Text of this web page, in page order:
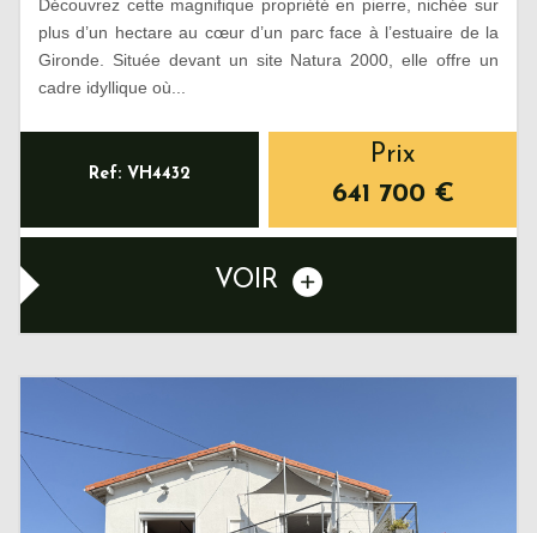
Découvrez cette magnifique propriété en pierre, nichée sur
plus d’un hectare au cœur d’un parc face à l’estuaire de la
Gironde. Située devant un site Natura 2000, elle offre un
cadre idyllique où...
Ref: VH4432
Prix
641 700 €
VOIR